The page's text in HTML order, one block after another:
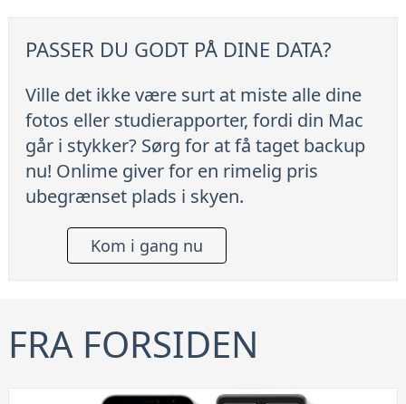
PASSER DU GODT PÅ DINE DATA?
Ville det ikke være surt at miste alle dine
fotos eller studierapporter, fordi din Mac
går i stykker? Sørg for at få taget backup
nu! Onlime giver for en rimelig pris
ubegrænset plads i skyen.
Kom i gang nu
FRA FORSIDEN